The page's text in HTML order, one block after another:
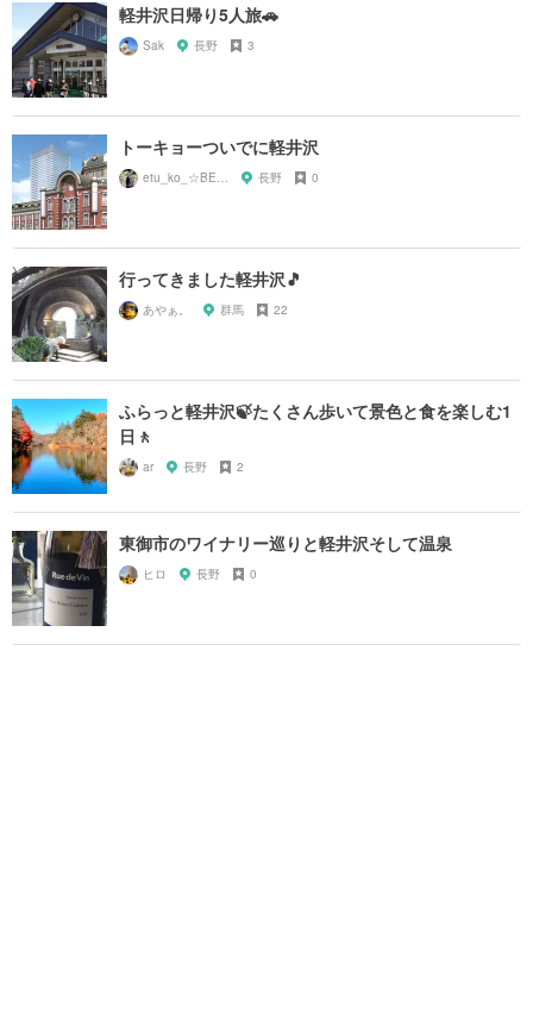
軽井沢日帰り5人旅🚗
Sak 長野 3
トーキョーついでに軽井沢
長野 0
行ってきました軽井沢🎵
あやぁ。 群馬 22
ふらっと軽井沢🍃たくさん歩いて景色と食を楽しむ1
日🚶
ar 長野 2
東御市のワイナリー巡りと軽井沢そして温泉
ヒロ 長野 0